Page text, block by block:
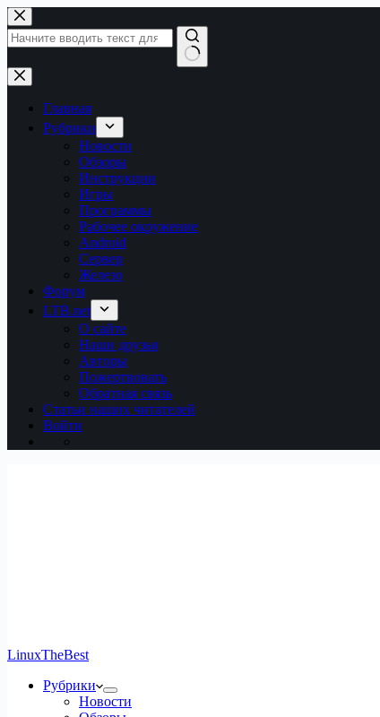
Перейти
к
сути
Ничего
не
найденоГлавная
Рубрики
Новости
Обзоры
Инструкции
Игры
Программы
Рабочее окружение
Android
Сервер
Железо
Форум
LTB.net
О сайте
Наши друзья
Авторы
Пожертвовать
Обратная связь
Статьи наших читателей
Войти
LinuxTheBest
Рубрики
Новости